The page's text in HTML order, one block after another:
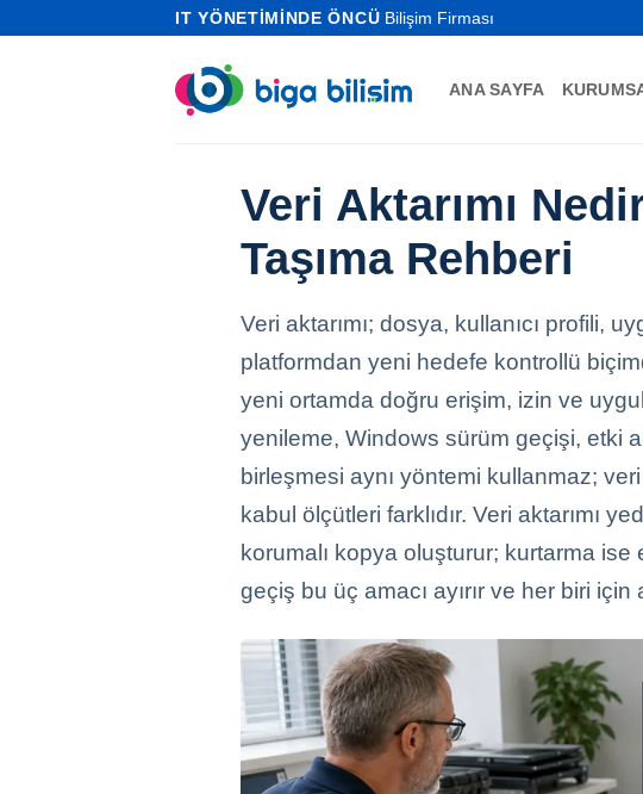
IT YÖNETİMİNDE ÖNCÜ Bilişim Firması
ANA SAYFA
Veri Aktarımı
Taşıma Rehberi
Veri aktarımı; dosya, kullanıcı profili,
platformdan yeni hedefe kontrollü
yeni ortamda doğru erişim, izin ve
yenileme, Windows sürüm geçişi, etki
birleşmesi aynı yöntemi kullanmaz;
kabul ölçütleri farklıdır. Veri aktarımı
korumalı kopya oluşturur; kurtarma
geçiş bu üç amacı ayırır ve her biri için